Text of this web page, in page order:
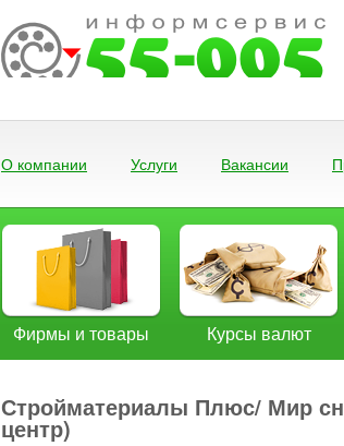
О компании Услуги Вакансии
Фирмы и товары Курсы валют
Стройматериалы Плюс/ Мир
центр)